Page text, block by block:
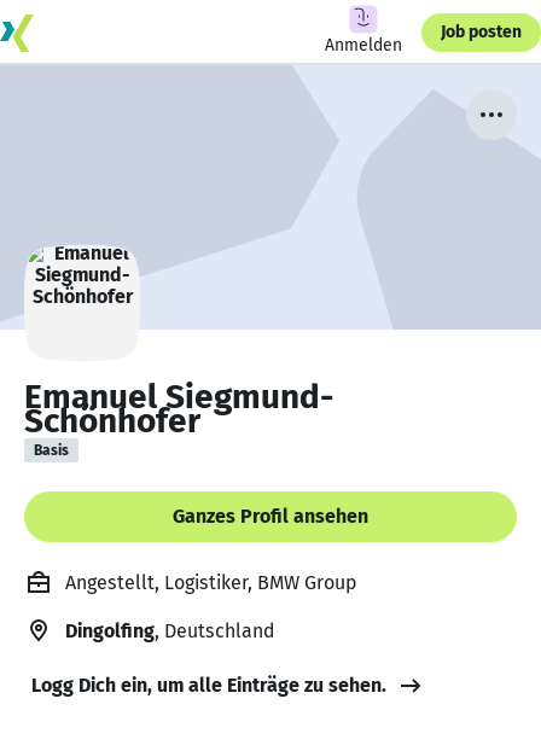
Anmelden
Job posten
Emanuel Siegmund-
Schönhofer
Basis
Ganzes Profil ansehen
Angestellt, Logistiker, BMW Group
Dingolfing, Deutschland
Logg Dich ein, um alle Einträge zu sehen.